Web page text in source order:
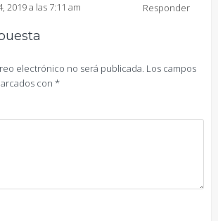
2019 a las 7:11 am Responder
electrónico no será publicada. Los campos
con *